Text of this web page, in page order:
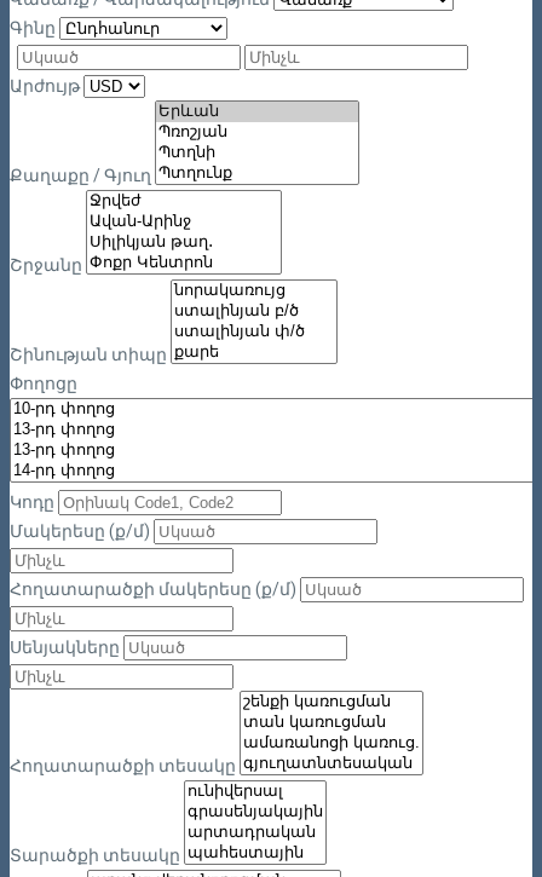
Գինը
Արժույթ
Քաղաքը / Գյուղ
Շրջանը
Շինության տիպը
Փողոցը
Կոդը
Մակերեսը (ք/մ)
Հողատարածքի մակերեսը (ք/մ)
Սենյակները
Հողատարածքի տեսակը
Տարածքի տեսակը